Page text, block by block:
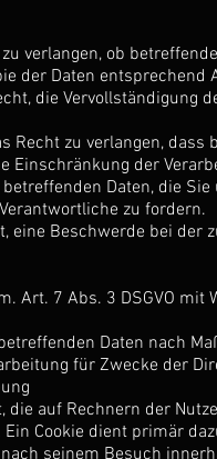
verlangen, ob
der Daten entsprechend
die Vervollständigung
Recht zu verlangen,
Einschränkung der
Daten, die
zu fordern.
eine Beschwerde bei
Art. 7 Abs. 3 DSGVO
Daten nach
für Zwecke der
die auf Rechnern der
Cookie dient primär
seinem Besuch